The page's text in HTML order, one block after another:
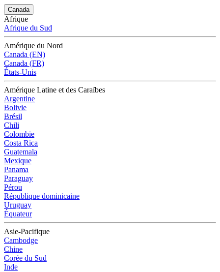
Canada
Afrique
Afrique du Sud
Amérique du Nord
Canada (EN)
Canada (FR)
États-Unis
Amérique Latine et des Caraïbes
Argentine
Bolivie
Brésil
Chili
Colombie
Costa Rica
Guatemala
Mexique
Panama
Paraguay
Pérou
République dominicaine
Uruguay
Équateur
Asie-Pacifique
Cambodge
Chine
Corée du Sud
Inde